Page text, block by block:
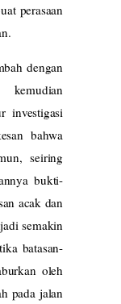
perasaan
dengan
investigasi
bahwa
seiring
bukti-
acak dan
semakin
batasan-
oleh
pada jalan